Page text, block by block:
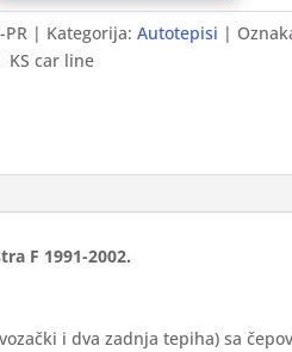
PR Kategorija: Autotepisi
KS car line
F 1991-2002.
i dva zadnja tepiha) sa